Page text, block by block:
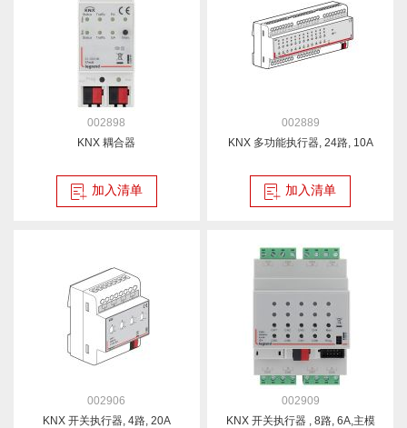
002898
KNX 耦合器
加入清单
002889
KNX 多功能执行器, 24路, 10A
加入清单
002906
KNX 开关执行器, 4路, 20A
002909
KNX 开关执行器 , 8路, 6A,主模